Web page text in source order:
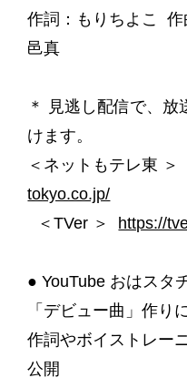
作詞：もりちよこ
邑真
＊ 見逃し配信で、
けます。
＜ネットもテレ東 ＞
tokyo.co.jp/
＜TVer ＞ https://
● YouTube おはスタ
「デビュー曲」作り
作詞やボイストレー
公開